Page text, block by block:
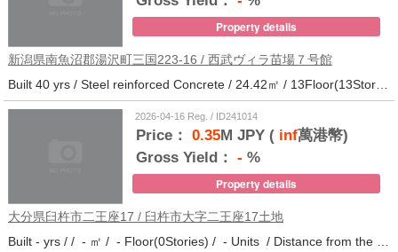
Property details
新潟県南魚沼郡湯沢町三国223-16 / 西武ヴィラ苗場７号館
Built 40 yrs / Steel reinforced Concrete / 24.42㎡ / 13Floor(13Stories) / 372Units / Distance from the station.
2026-04-16 Reg. / ID241014
Price： 0.35M JPY (inf萬港幣)
Gross Yield： - %
Property details
大分県臼杵市二王座17 / 臼杵市大字二王座17土地